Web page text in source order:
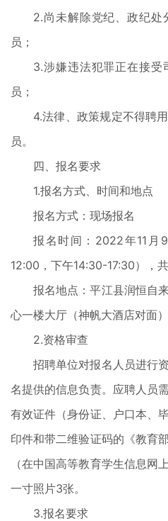
2.尚未解除党纪、政纪处
员；
3.涉嫌违法犯罪正在接受
员；
4.法律、政策规定不得聘
员。
四、报名要求
1.报名方式、时间和地点
报名方式：现场报名
报名时间：2022年11月
12:00，下午14:30-17:30），共
报名地点：平江县润恒自
心一楼大厅（神帆大酒店对面）
2.资格审查
招聘单位对报名人员进行
名提供的信息负责。应聘人员
有效证件（身份证、户口本、
印件和带二维验证码的《教育
（在中国高等教育学生信息网
一寸照片3张。
3.报名要求